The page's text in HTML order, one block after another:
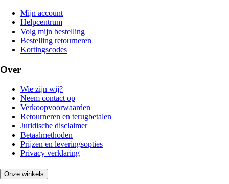
Mijn account
Helpcentrum
Volg mijn bestelling
Bestelling retourneren
Kortingscodes
Over
Wie zijn wij?
Neem contact op
Verkoopvoorwaarden
Retourneren en terugbetalen
Juridische disclaimer
Betaalmethoden
Prijzen en leveringsopties
Privacy verklaring
Onze winkels